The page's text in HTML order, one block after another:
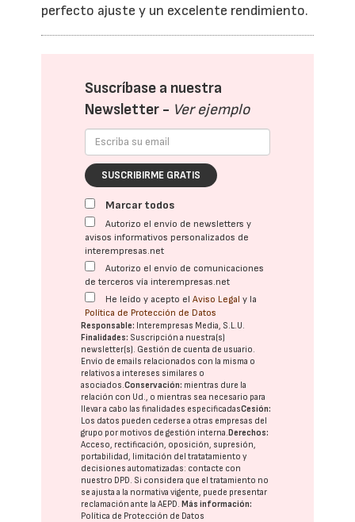
perfecto ajuste y un excelente rendimiento.
Suscríbase a nuestra
Newsletter - Ver ejemplo
SUSCRIBIRME GRATIS
Marcar todos
Autorizo el envío de newsletters y
avisos informativos personalizados de
interempresas.net
Autorizo el envío de comunicaciones
de terceros vía interempresas.net
He leído y acepto elAviso Legal y la
Política de Protección de Datos
Responsable: Interempresas Media, S.L.U.
Finalidades: Suscripción a nuestra(s)
newsletter(s). Gestión de cuenta de usuario.
Envío de emails relacionados con la misma o
relativos a intereses similares o
asociados.Conservación: mientras dure la
relación con Ud., o mientras sea necesario para
llevar a cabo las finalidades especificadasCesión:
Los datos pueden cederse a otras empresas del
grupo por motivos de gestión interna.Derechos:
Acceso, rectificación, oposición, supresión,
portabilidad, limitación del tratatamiento y
decisiones automatizadas: contacte con
nuestro DPD. Si considera que el tratamiento no
se ajusta a la normativa vigente, puede presentar
reclamación ante laAEPD.Más información:
Política de Protección de Datos